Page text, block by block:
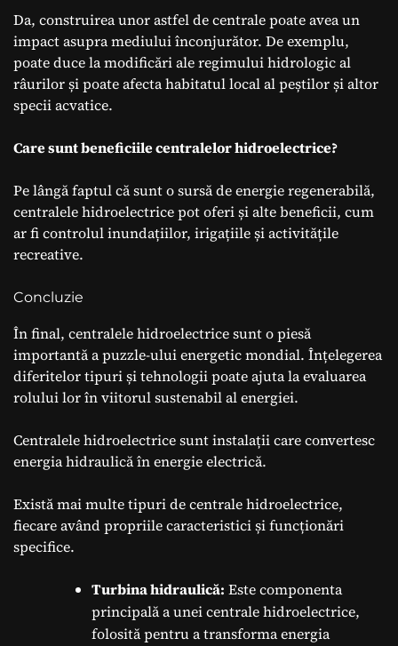
Da, construirea unor astfel de centrale poate avea un
impact asupra mediului înconjurător. De exemplu,
poate duce la modificări ale regimului hidrologic al
râurilor și poate afecta habitatul local al peștilor și altor
specii acvatice.
Care sunt beneficiile centralelor hidroelectrice?
Pe lângă faptul că sunt o sursă de energie regenerabilă,
centralele hidroelectrice pot oferi și alte beneficii, cum
ar fi controlul inundațiilor, irigațiile și activitățile
recreative.
Concluzie
În final, centralele hidroelectrice sunt o piesă
importantă a puzzle-ului energetic mondial. Înțelegerea
diferitelor tipuri și tehnologii poate ajuta la evaluarea
rolului lor în viitorul sustenabil al energiei.
Centralele hidroelectrice sunt instalații care convertesc
energia hidraulică în energie electrică.
Există mai multe tipuri de centrale hidroelectrice,
fiecare având propriile caracteristici și funcționări
specifice.
Turbina hidraulică: Este componenta
principală a unei centrale hidroelectrice,
folosită pentru a transforma energia